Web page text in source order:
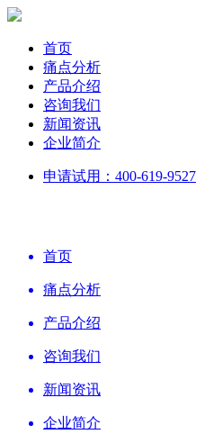
首页
痛点分析
产品介绍
咨询我们
新闻资讯
企业简介
申请试用：400-619-9527
首页
痛点分析
产品介绍
咨询我们
新闻资讯
企业简介